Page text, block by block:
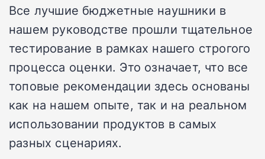
Все лучшие бюджетные наушники в
нашем руководстве прошли тщательное
тестирование в рамках нашего строгого
процесса оценки. Это означает, что все
топовые рекомендации здесь основаны
как на нашем опыте, так и на реальном
использовании продуктов в самых
разных сценариях.